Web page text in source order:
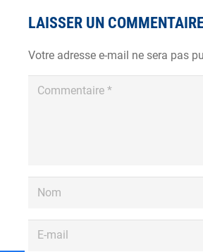
LAISSER UN
Votre adresse e-mail ne sera pas